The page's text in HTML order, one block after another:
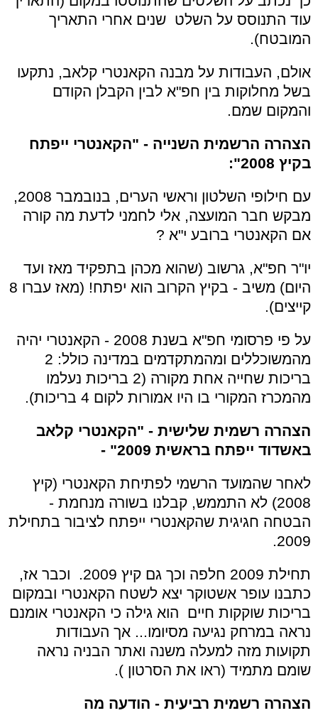
עוד התנוסס על השלט שנים אחרי התאריך
המובטח).
אולם, העבודות על מבנה הקאנטרי קלאב, נתקעו
בשל מחלוקות בין חפ"א לבין הקבלן הקודם
והמקום שמם.
הצהרה הרשמית השנייה - "הקאנטרי ייפתח
בקיץ 2008":
עם חילופי השלטון וראשי הערים, בנובמבר 2008,
מבקש חבר המועצה, אלי לחמני לדעת מה קורה
אם הקאנטרי ברובע י"א ?
יו"ר חפ"א, גרשוב (שהוא מכהן בתפקיד מאז ועד
היום) משיב - בקיץ הקרוב הוא יפתח! (מאז עברו 8
קייצים).
על פי פרסומי חפ"א בשנת 2008 - הקאנטרי יהיה
מהמשוכללים ומהמתקדמים במדינה כולל: 2
בריכות שחייה אחת מקורה (2 בריכות נעלמו
מהמכרז המקורי בו היו אמורות לקום 4 בריכות).
הצהרה רשמית שלישית - "הקאנטרי קלאב
באשדוד ייפתח בראשית 2009" -
לאחר שהמועד הרשמי לפתיחת הקאנטרי (קיץ
2008) לא התממש, קבלנו בשורה מנחמת -
הבטחה חגיגית שהקאנטרי ייפתח לציבור בתחילת
2009.
תחילת 2009 חלפה וכך גם קיץ 2009. וכבר אז,
כתבנו עופר אשטוקר יצא לשטח הקאנטרי ובמקום
בריכות שוקקות חיים הוא גילה כי הקאנטרי אומנם
נראה במרחק נגיעה מסיומו... אך העבודות
תקועות מזה למעלה משנה ואתר הבניה נראה
שומם מתמיד (ראו את הסרטון ).
הצהרה רשמית רביעית - הודעה מה